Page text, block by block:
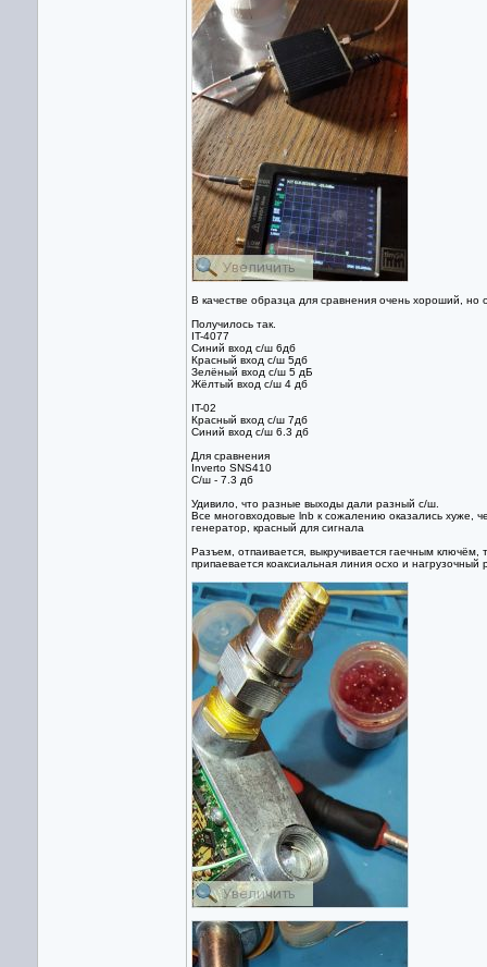
В качестве образца для сравнения очень хороший, но
Получилось так.
IT-4077
Синий вход с/ш 6дб
Красный вход с/ш 5дб
Зелёный вход с/ш 5 дБ
Жёлтый вход с/ш 4 дб
IT-02
Красный вход с/ш 7дб
Синий вход с/ш 6.3 дб
Для сравнения
Inverto SNS410
С/ш - 7.3 дб
Удивило, что разные выходы дали разный с/ш.
Все многовходовые lnb к сожалению оказались хуже,
генератор, красный для сигнала
Разъем, отпаивается, выкручивается гаечным ключём,
припаевается коаксиальная линия осхо и